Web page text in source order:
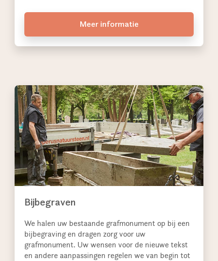
Meer informatie
Bijbegraven
We halen uw bestaande grafmonument op bij een
bijbegraving en dragen zorg voor uw
grafmonument. Uw wensen voor de nieuwe tekst
en andere aanpassingen regelen we van begin tot